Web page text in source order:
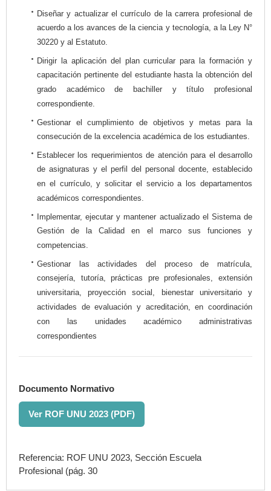
Diseñar y actualizar el currículo de la carrera profesional de
acuerdo a los avances de la ciencia y tecnología, a la Ley N°
30220 y al Estatuto.
Dirigir la aplicación del plan curricular para la formación y
capacitación pertinente del estudiante hasta la obtención del
grado académico de bachiller y título profesional
correspondiente.
Gestionar el cumplimiento de objetivos y metas para la
consecución de la excelencia académica de los estudiantes.
Establecer los requerimientos de atención para el desarrollo
de asignaturas y el perfil del personal docente, establecido
en el currículo, y solicitar el servicio a los departamentos
académicos correspondientes.
Implementar, ejecutar y mantener actualizado el Sistema de
Gestión de la Calidad en el marco sus funciones y
competencias.
Gestionar las actividades del proceso de matrícula,
consejería, tutoría, prácticas pre profesionales, extensión
universitaria, proyección social, bienestar universitario y
actividades de evaluación y acreditación, en coordinación
con las unidades académico administrativas
correspondientes
Documento Normativo
Ver ROF UNU 2023 (PDF)
Referencia: ROF UNU 2023, Sección Escuela
Profesional (pág. 30